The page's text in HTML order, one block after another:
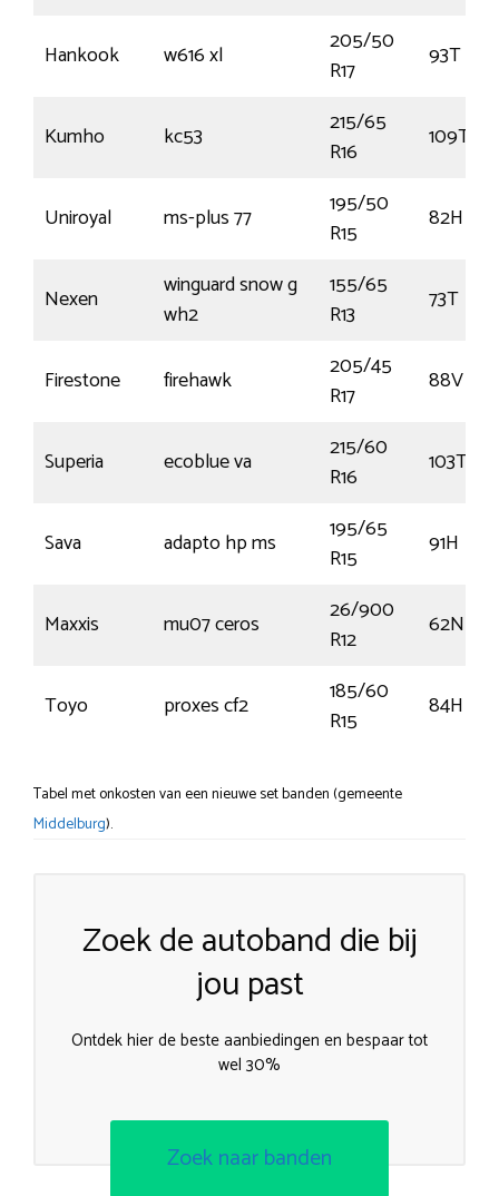
Hankook w616 xl
205/50
R17
93T
Kumho kc53
215/65
R16
109T
Uniroyal ms-plus 77
195/50
R15
82H
Nexen
winguard snow g
wh2
155/65
R13
73T
Firestone firehawk
205/45
R17
88V
Superia ecoblue va
215/60
R16
103T
Sava adapto hp ms
195/65
R15
91H
Maxxis mu07 ceros
26/900
R12
62N
Toyo proxes cf2
185/60
R15
84H
Tabel met onkosten van een nieuwe set banden (gemeente
Middelburg).
Zoek de autoband die bij
jou past
Ontdek hier de beste aanbiedingen en bespaar tot
wel 30%
Zoek naar banden